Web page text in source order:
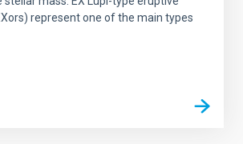
represent one of the main types